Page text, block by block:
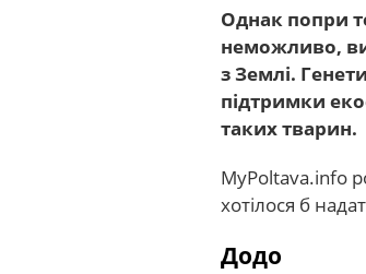
Однак попри
неможливо,
з Землі.
підтримки
таких тварин.
MyPoltava.info
хотілося б
Додо